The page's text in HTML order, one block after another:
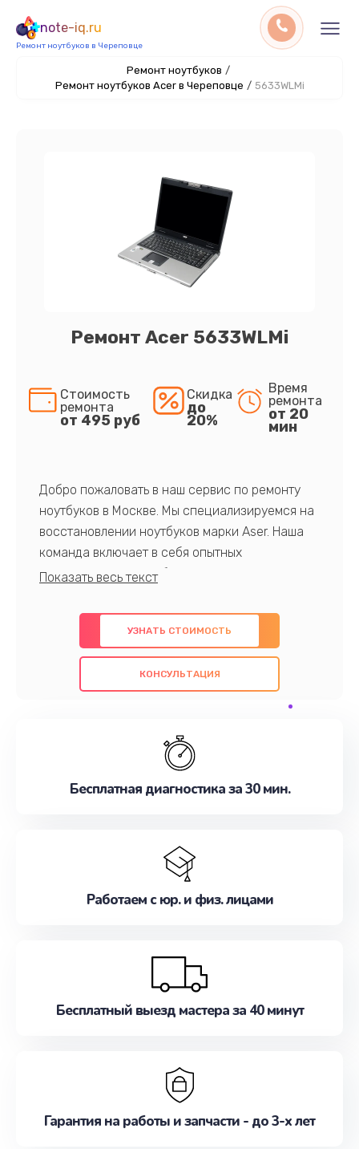
note-iq.ru
Ремонт ноутбуков в Череповце
Ремонт ноутбуков /
Ремонт ноутбуков Acer в Череповце / 5633WLMi
Ремонт Acer 5633WLMi
Стоимость
ремонта
от 495 руб
Скидка
до
20%
Время
ремонта
от 20
мин
Добро пожаловать в наш сервис по ремонту
ноутбуков в Москве. Мы специализируемся на
восстановлении ноутбуков марки Aser. Наша
команда включает в себя опытных
профессионалов с обширными знаниями и
предлагаем быстрый и качественный ремонт с
использованием оригинальных компонентов, а
также гарантируем качество всех
проведенных работ. Наша цель - предоставить
наилучшим образом. Не медлите записаться на
УЗНАТЬ СТОИМОСТЬ
КОНСУЛЬТАЦИЯ
Бесплатная диагностика за 30 мин.
Работаем с юр. и физ. лицами
Бесплатный выезд мастера за 40 минут
Гарантия на работы и запчасти - до 3-х лет